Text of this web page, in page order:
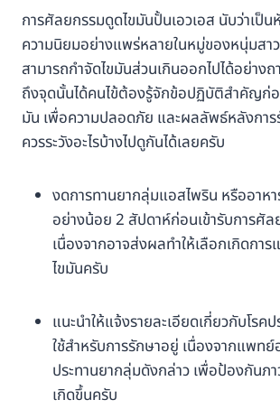
การศัลยกรรมดูดไขมันปั้นเอวเอส นับว่าเป็น
ความนิยมอย่างแพร่หลายในหมู่ของหนุ่มสา
สามารถกำจัดไขมันส่วนเกินออกไปได้อย่างถ
ถึงจุดนั้นได้คนไข้ต้องรู้จักข้อปฏิบัติสำคัญก่อ
มัน เพื่อความปลอดภัย และผลลัพธ์หลังกา
ควรระวังอะไรบ้างไปดูกันได้เลยครับ
งดการทานยากลุ่มแอสไพริน หรืออาห
อย่างน้อย 2 สัปดาห์ก่อนเข้ารับการศั
เนื่องจากอาจส่งผลทำให้เลือกเกิดการ
ไขมันครับ
แนะนำให้แจ้งรายละเอียดเกี่ยวกับโรค
ใช้สำหรับการรักษาอยู่ เนื่องจากแพทย์
ประทานยากลุ่มดังกล่าว เพื่อป้องกันภ
เกิดขึ้นครับ